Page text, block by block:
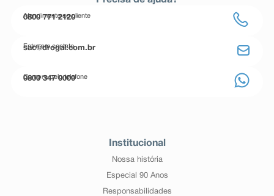
Atendimento ao cliente
0800 771 2120
Entre em contato
sac@drogal.com.br
Compre pelo telefone
0800 347 0000
Institucional
Nossa história
Especial 90 Anos
Responsabilidades